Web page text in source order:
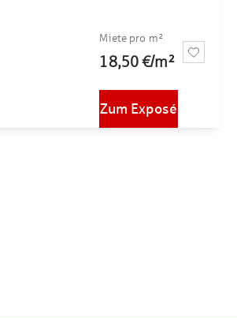
Miete pro m²
18,50 €/m²
Zum Exposé